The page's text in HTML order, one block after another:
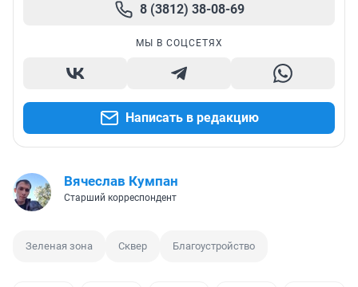
8 (3812) 38-08-69
МЫ В СОЦСЕТЯХ
Написать в редакцию
Вячеслав Кумпан
Старший корреспондент
Зеленая зона Сквер Благоустройство